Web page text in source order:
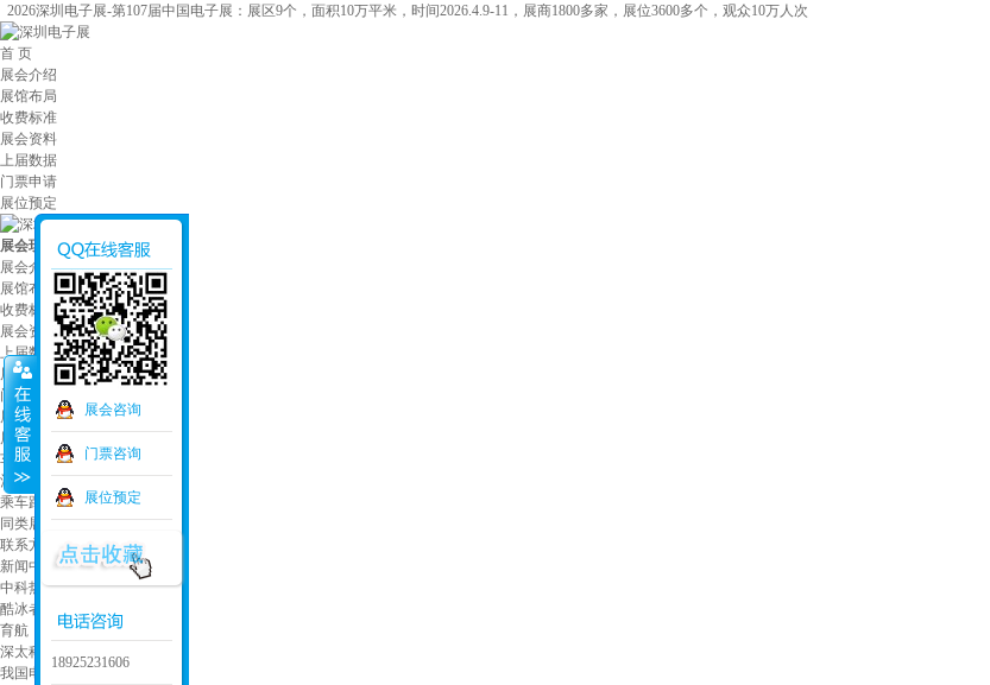
2026深圳电子展-第107届中国电子展：展区9个，面积10万平米，时间2026.4.9-11，展商1800多家，展位3600多个，观众10万人次
首 页
展会介绍
展馆布局
收费标准
展会资料
上届数据
门票申请
展位预定
展会现场 /中国电子展
展会介绍
展馆布局
收费标准
展会资料
上届数据
展会现场
门票申请
展位预定
展品运输
车票机票
酒店住宿
乘车路线
同类展会
联系方式
新闻中心
中科热科技 深耕先进热管理
酷冰者：二十年代工经验 打
育航（陕西）清洁科技 专业
深太科技携高频化模块电源和
我国电子元器件行业坚持实施
展会咨询
门票咨询
展位预定
18925231606